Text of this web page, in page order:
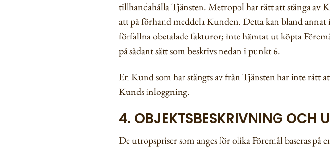
tillhandahålla Tjänsten. Metropol har rätt att stänga av
att på förhand meddela Kunden. Detta kan bland
förfallna obetalade fakturor; inte hämtat ut köpta
på sådant sätt som beskrivs nedan i punkt 6.
En Kund som har stängts av från Tjänsten har inte rätt
Kunds inloggning.
4. OBJEKTSBESKRIVNING OCH
De utropspriser som anges för olika Föremål baseras på